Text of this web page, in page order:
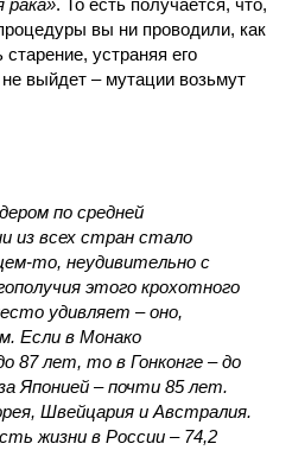
рака». То есть получается, что,
вы ни проводили, как
устраняя его
выйдет – мутации возьмут
по средней
из всех стран стало
то, неудивительно с
этого крохотного
удивляет – оно,
Если в Монако
87 лет, то в Гонконге – до
Японией – почти 85 лет.
Швейцария и Австралия.
жизни в России – 74,2